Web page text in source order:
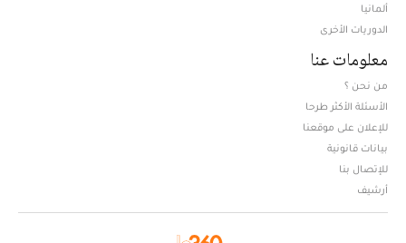
ألمانيا
الدوريات الأخرى
معلومات عنا
من نحن ؟
الأسئلة الأكثر طرحا
للإعلان على موقعنا
بيانات قانونية
للإتصال بنا
أرشيف